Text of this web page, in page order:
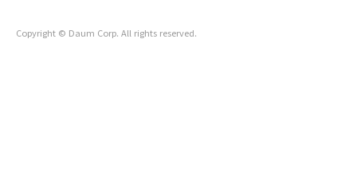
Copyright © Daum Corp. All rights reserved.